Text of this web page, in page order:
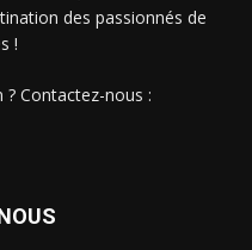
des passionnés de
!
Contactez-nous :